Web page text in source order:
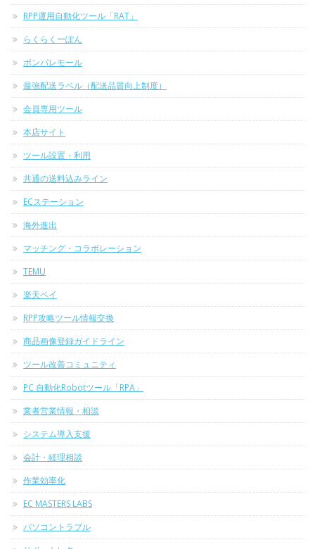
RPP運用自動化ツール「RAT」
らくらくーぽん
ポンパレモール
最強配送ラベル（配送品質向上制度）
会員専用ツール
本店サイト
ツール設置・利用
共通の送料込みライン
ECステーション
海外進出
マッチング・コラボレーション
TEMU
楽天ペイ
RPP攻略ツール情報交換
商品画像登録ガイドライン
ツール改善コミュニティ
PC 自動化Robotツール「RPA」
業者営業情報・相談
システム導入支援
会計・経理相談
作業効率化
EC MASTERS LABS
パソコントラブル